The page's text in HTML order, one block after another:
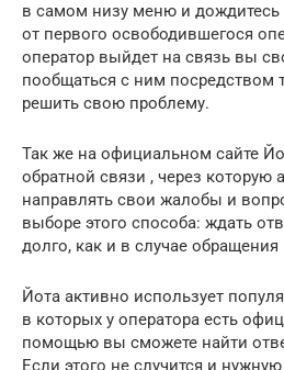
в самом низу меню и дождитесь
от первого освободившегося
оператор выйдет на связь вы
пообщаться с ним посредством
решить свою проблему.
Так же на официальном сайте
обратной связи , через которую
направлять свои жалобы и
выборе этого способа: ждать
долго, как и в случае
Йота активно использует
в которых у оператора есть
помощью вы сможете найти
Если этого не случится и